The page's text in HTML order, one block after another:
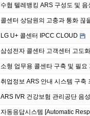
수협 텔레뱅킹 ARS 구성도 및
콜센터 상담원의 고충과 통화 끊
LG U+ 콜센터 IPCC CLOUD
삼성전자 콜센타 고객센터 고도
소형 업무용 콜센타 구축 및 필요
취업정보 ARS 안내 시스템 구축
ARS IVR 건강보험 관리공단 음
자동응답시스템 [Automatic